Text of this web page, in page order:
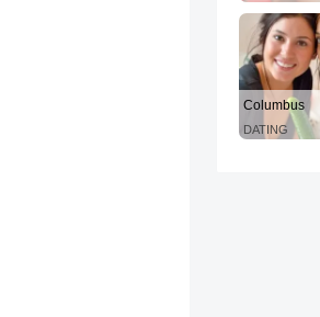
Columbus
DATING